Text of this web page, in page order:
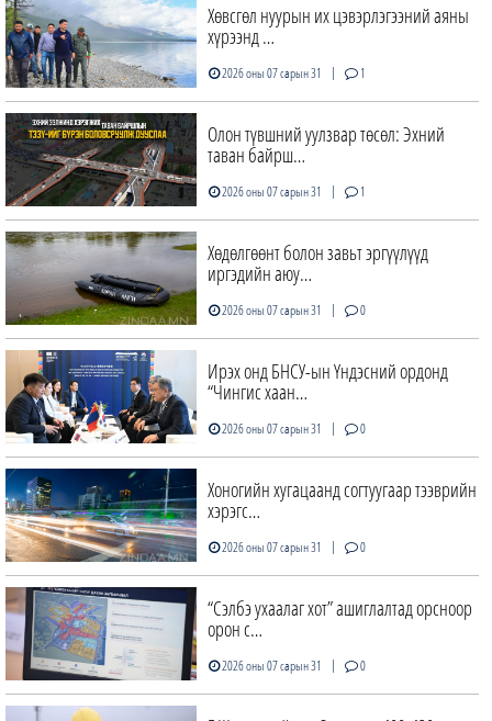
Хөвсгөл нуурын их цэвэрлэгээний аяны
хүрээнд …
2026 оны 07 сарын 31 | 1
Олон түвшний уулзвар төсөл: Эхний
таван байрш…
2026 оны 07 сарын 31 | 1
Хөдөлгөөнт болон завьт эргүүлүүд
иргэдийн аюу…
2026 оны 07 сарын 31 | 0
Ирэх онд БНСУ-ын Үндэсний ордонд
“Чингис хаан…
2026 оны 07 сарын 31 | 0
Хоногийн хугацаанд согтуугаар тээврийн
хэрэгс…
2026 оны 07 сарын 31 | 0
“Сэлбэ ухаалаг хот” ашиглалтад орсноор
орон с…
2026 оны 07 сарын 31 | 0